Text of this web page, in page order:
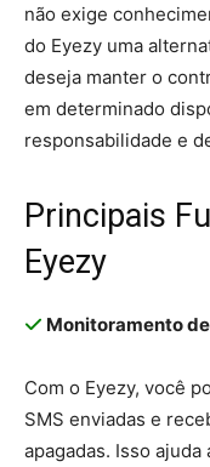
não exige
do Eyezy uma
deseja manter o
em determinado
responsabilidade e
Principais
Eyezy
Monitoramento
Com o Eyezy, você
SMS enviadas e
apagadas. Isso